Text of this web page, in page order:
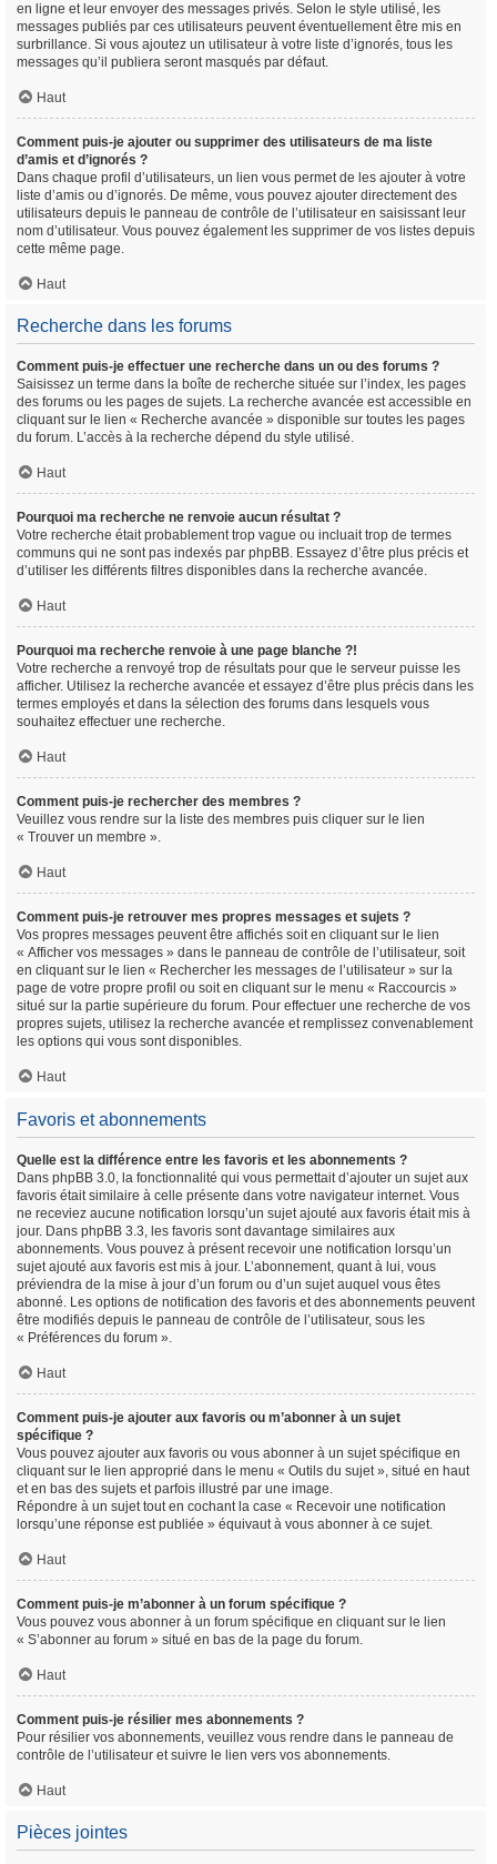
en ligne et leur envoyer des messages privés. Selon le style utilisé, les
messages publiés par ces utilisateurs peuvent éventuellement être mis en
surbrillance. Si vous ajoutez un utilisateur à votre liste d’ignorés, tous les
messages qu’il publiera seront masqués par défaut.
Haut
Comment puis-je ajouter ou supprimer des utilisateurs de ma liste
d’amis et d’ignorés ?
Dans chaque profil d’utilisateurs, un lien vous permet de les ajouter à votre
liste d’amis ou d’ignorés. De même, vous pouvez ajouter directement des
utilisateurs depuis le panneau de contrôle de l’utilisateur en saisissant leur
nom d’utilisateur. Vous pouvez également les supprimer de vos listes depuis
cette même page.
Haut
Recherche dans les forums
Comment puis-je effectuer une recherche dans un ou des forums ?
Saisissez un terme dans la boîte de recherche située sur l’index, les pages
des forums ou les pages de sujets. La recherche avancée est accessible en
cliquant sur le lien « Recherche avancée » disponible sur toutes les pages
du forum. L’accès à la recherche dépend du style utilisé.
Haut
Pourquoi ma recherche ne renvoie aucun résultat ?
Votre recherche était probablement trop vague ou incluait trop de termes
communs qui ne sont pas indexés par phpBB. Essayez d’être plus précis et
d’utiliser les différents filtres disponibles dans la recherche avancée.
Haut
Pourquoi ma recherche renvoie à une page blanche ?!
Votre recherche a renvoyé trop de résultats pour que le serveur puisse les
afficher. Utilisez la recherche avancée et essayez d’être plus précis dans les
termes employés et dans la sélection des forums dans lesquels vous
souhaitez effectuer une recherche.
Haut
Comment puis-je rechercher des membres ?
Veuillez vous rendre sur la liste des membres puis cliquer sur le lien
« Trouver un membre ».
Haut
Comment puis-je retrouver mes propres messages et sujets ?
Vos propres messages peuvent être affichés soit en cliquant sur le lien
« Afficher vos messages » dans le panneau de contrôle de l’utilisateur, soit
en cliquant sur le lien « Rechercher les messages de l’utilisateur » sur la
page de votre propre profil ou soit en cliquant sur le menu « Raccourcis »
situé sur la partie supérieure du forum. Pour effectuer une recherche de vos
propres sujets, utilisez la recherche avancée et remplissez convenablement
les options qui vous sont disponibles.
Haut
Favoris et abonnements
Quelle est la différence entre les favoris et les abonnements ?
Dans phpBB 3.0, la fonctionnalité qui vous permettait d’ajouter un sujet aux
favoris était similaire à celle présente dans votre navigateur internet. Vous
ne receviez aucune notification lorsqu’un sujet ajouté aux favoris était mis à
jour. Dans phpBB 3.3, les favoris sont davantage similaires aux
abonnements. Vous pouvez à présent recevoir une notification lorsqu’un
sujet ajouté aux favoris est mis à jour. L’abonnement, quant à lui, vous
préviendra de la mise à jour d’un forum ou d’un sujet auquel vous êtes
abonné. Les options de notification des favoris et des abonnements peuvent
être modifiés depuis le panneau de contrôle de l’utilisateur, sous les
« Préférences du forum ».
Haut
Comment puis-je ajouter aux favoris ou m’abonner à un sujet
spécifique ?
Vous pouvez ajouter aux favoris ou vous abonner à un sujet spécifique en
cliquant sur le lien approprié dans le menu « Outils du sujet », situé en haut
et en bas des sujets et parfois illustré par une image.
Répondre à un sujet tout en cochant la case « Recevoir une notification
lorsqu’une réponse est publiée » équivaut à vous abonner à ce sujet.
Haut
Comment puis-je m’abonner à un forum spécifique ?
Vous pouvez vous abonner à un forum spécifique en cliquant sur le lien
« S’abonner au forum » situé en bas de la page du forum.
Haut
Comment puis-je résilier mes abonnements ?
Pour résilier vos abonnements, veuillez vous rendre dans le panneau de
contrôle de l’utilisateur et suivre le lien vers vos abonnements.
Haut
Pièces jointes